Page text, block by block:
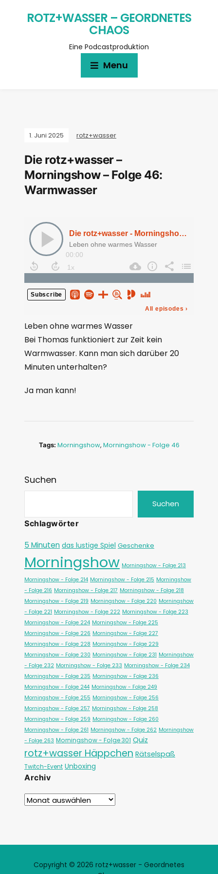
ROTZ+WASSER – GEORDNETES
CHAOS
Eine Podcastproduktion
Menu
1. Juni 2025 rotz+wasser
Die rotz+wasser –
Morningshow – Folge 46:
Warmwasser
Leben ohne warmes Wasser
Bei Thomas funktioniert zur Zeit kein
Warmwasser. Kann man sich darüber 20
Minuten unterhalten?
Ja man kann!
Tags: Morningshow, Morningshow - Folge 46
Suchen
Suchen
Schlagwörter
5 Minuten das lustige Spiel Geschenke
Morningshow Morningshow - Folge 213
Morningshow - Folge 214 Morningshow - Folge 215 Morningshow
- Folge 216 Morningshow - Folge 217 Morningshow - Folge 218
Morningshow - Folge 219 Morningshow - Folge 220 Morningshow
- Folge 221 Morningshow - Folge 222 Morningshow - Folge 223
Morningshow - Folge 224 Morningshow - Folge 225
Morningshow - Folge 226 Morningshow - Folge 227
Morningshow - Folge 228 Morningshow - Folge 229
Morningshow - Folge 230 Morningshow - Folge 231 Morningshow
- Folge 232 Morningshow - Folge 233 Morningshow - Folge 234
Morningshow - Folge 235 Morningshow - Folge 236
Morningshow - Folge 244 Morningshow - Folge 249
Morningshow - Folge 255 Morningshow - Folge 256
Morningshow - Folge 257 Morningshow - Folge 258
Morningshow - Folge 259 Morningshow - Folge 260
Morningshow - Folge 261 Morningshow - Folge 262 Morningshow
- Folge 263 Morningshow - Folge 301 Quiz
rotz+wasser Häppchen Rätselspaß
Twitch-Event Unboxing
Archiv
Copyright © 2026 rotz+wasser - Geordnetes